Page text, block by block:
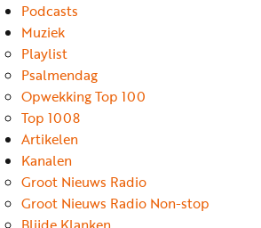
Podcasts
Muziek
Playlist
Psalmendag
Opwekking Top 100
Top 1008
Artikelen
Kanalen
Groot Nieuws Radio
Groot Nieuws Radio Non-stop
Artikelen
Kanalen
Steun
onze
missie
Info